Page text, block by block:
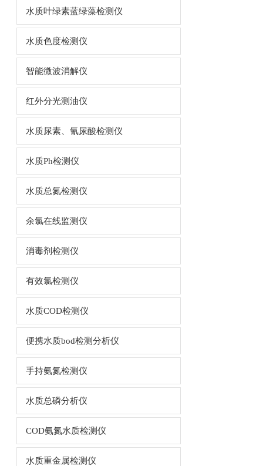
水质叶绿素蓝绿藻检测仪
水质色度检测仪
智能微波消解仪
红外分光测油仪
水质尿素、氰尿酸检测仪
水质Ph检测仪
水质总氮检测仪
余氯在线监测仪
消毒剂检测仪
有效氯检测仪
水质COD检测仪
便携水质bod检测分析仪
手持氨氮检测仪
水质总磷分析仪
COD氨氮水质检测仪
水质重金属检测仪